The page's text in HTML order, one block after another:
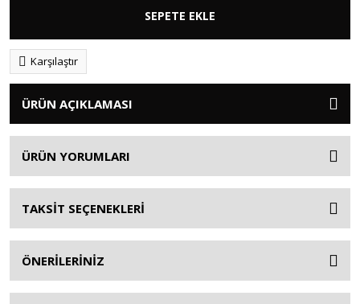
SEPETE EKLE
Karşılaştır
ÜRÜN AÇIKLAMASI
ÜRÜN YORUMLARI
TAKSİT SEÇENEKLERİ
ÖNERİLERİNİZ